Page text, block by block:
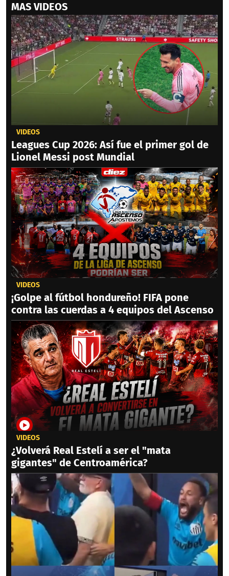
MAS VIDEOS
VIDEOS
Leagues Cup 2026: Así fue el primer gol de
Lionel Messi post Mundial
VIDEOS
¡Golpe al fútbol hondureño! FIFA pone
contra las cuerdas a 4 equipos del Ascenso
VIDEOS
¿Volverá Real Estelí a ser el "mata
gigantes" de Centroamérica?